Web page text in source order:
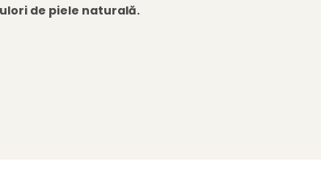
de piele naturală.